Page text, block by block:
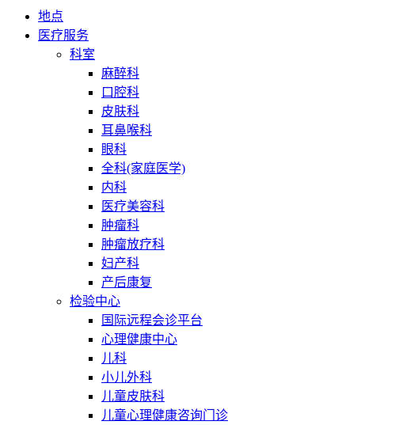
地点
医疗服务
科室
麻醉科
口腔科
皮肤科
耳鼻喉科
眼科
全科(家庭医学)
内科
医疗美容科
肿瘤科
肿瘤放疗科
妇产科
产后康复
检验中心
国际远程会诊平台
心理健康中心
儿科
小儿外科
儿童皮肤科
儿童心理健康咨询门诊